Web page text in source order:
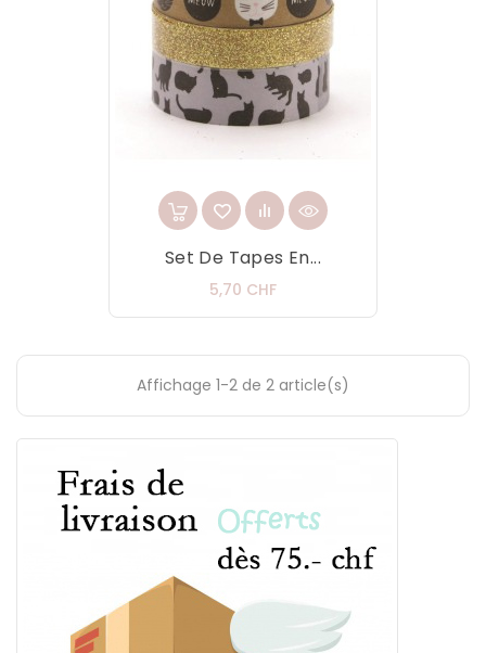
Set De Tapes En...
5,70 CHFPrix
Affichage 1-2 de 2 article(s)